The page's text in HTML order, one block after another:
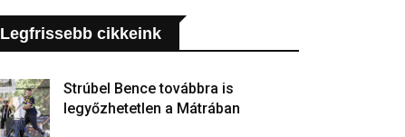
Legfrissebb cikkeink
Strúbel Bence továbbra is
legyőzhetetlen a Mátrában